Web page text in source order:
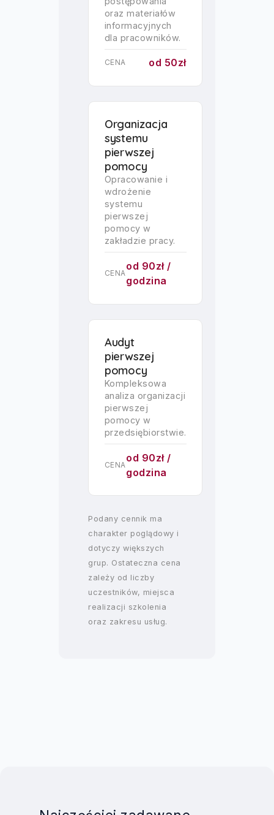
oraz materiałów
informacyjnych
dla pracowników.
CENA od 50zł
Organizacja
systemu
pierwszej
pomocy
Opracowanie i
wdrożenie
systemu
pierwszej
pomocy w
zakładzie pracy.
CENA
od 90zł /
godzina
Audyt
pierwszej
pomocy
Kompleksowa
analiza organizacji
pierwszej
pomocy w
przedsiębiorstwie.
CENA
od 90zł /
godzina
Podany cennik ma
charakter poglądowy i
dotyczy większych
grup. Ostateczna cena
zależy od liczby
uczestników, miejsca
realizacji szkolenia
oraz zakresu usług.